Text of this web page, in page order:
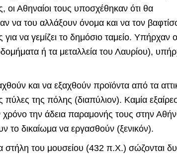
οι Αθηναίοι τους υποσχέθηκαν ότι θα
να του αλλάξουν όνομα και να τον
να γεμίζει το δημόσιο ταμείο. Υπήρχαν
ή τα μεταλλεία του Λαυρίου),
και να εξαχθούν προϊόντα από τα
πύλες της πόλης (διαπύλιον). Καμία
την άδεια παραμονής τους στην
το δικαίωμα να εργασθούν (ξενικόν).
στήλη του μουσείου (432 π.Χ.) σώζονται